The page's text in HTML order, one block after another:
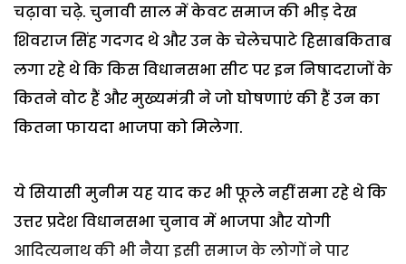
चढ़ावा चढ़े. चुनावी साल में केवट समाज की भीड़ देख
शिवराज सिंह गदगद थे और उन के चेलेचपाटे हिसाबकिताब
लगा रहे थे कि किस विधानसभा सीट पर इन निषादराजों के
कितने वोट हैं और मुख्यमंत्री ने जो घोषणाएं की हैं उन का
कितना फायदा भाजपा को मिलेगा.
ये सियासी मुनीम यह याद कर भी फूले नहीं समा रहे थे कि
उत्तर प्रदेश विधानसभा चुनाव में भाजपा और योगी
आदित्यनाथ की भी नैया इसी समाज के लोगों ने पार